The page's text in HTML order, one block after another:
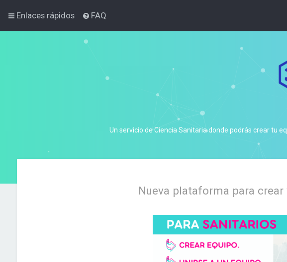
Enlaces rápidos FAQ
Un servicio de Ciencia Sanitaria donde podrás crear tu
Nueva plataforma para